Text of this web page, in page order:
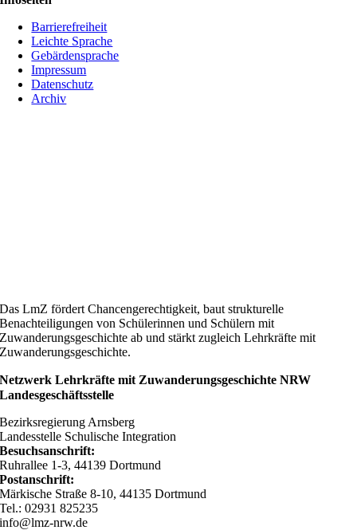
Barrierefreiheit
Leichte Sprache
Gebärdensprache
Impressum
Datenschutz
Archiv
Das LmZ fördert Chancengerechtigkeit, baut strukturelle
Benachteiligungen von Schülerinnen und Schülern mit
Zuwanderungsgeschichte ab und stärkt zugleich Lehrkräfte mit
Zuwanderungsgeschichte.
Netzwerk Lehrkräfte mit Zuwanderungsgeschichte NRW
Landesgeschäftsstelle
Bezirksregierung Arnsberg
Landesstelle Schulische Integration
Besuchsanschrift:
Ruhrallee 1-3, 44139 Dortmund
Postanschrift:
Märkische Straße 8-10, 44135 Dortmund
Tel.: 02931 825235
info@lmz-nrw.de